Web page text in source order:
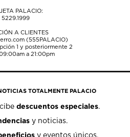
PALACIO:
5229.1999
A CLIENTES
(555PALACIO)
1 y posteriormente 2
a 21:00pm
TOTALMENTE PALACIO
descuentos especiales.
y noticias.
y eventos únicos.